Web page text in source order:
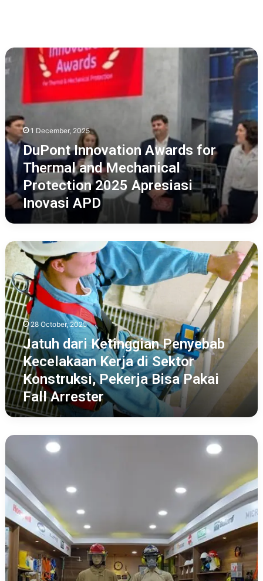
DuPont
Innovation
Awards
Thermal
and
Mechanical
Protection
2025
Apresiasi
Inovasi
APD
1 December, 2025
DuPont Innovation Awards for
Thermal and Mechanical
Protection 2025 Apresiasi
Inovasi APD
Jatuh
dari
Ketinggian
Penyebab
Kecelakaan
Kerja
di
Sektor
Konstruksi,
Pekerja
Bisa
Pakai
Fall
Arrester
28 October, 2025
Jatuh dari Ketinggian Penyebab
Kecelakaan Kerja di Sektor
Konstruksi, Pekerja Bisa Pakai
Fall Arrester
60
Pasang
Safety
Ranger
Diproduksi
Kurnia
Safety
Supplier
Sehari,
73
Persen